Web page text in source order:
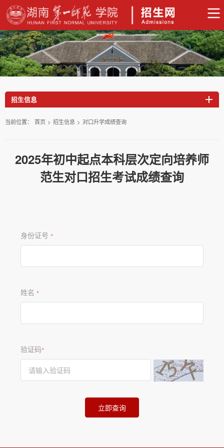
招生信息
当前位置： 首页 > 招生信息 > 对口升学成绩查询
2025年初中起点本科层次定向培养师
范生对口招生考试成绩查询
身份证号 *
姓名 *
验证码*
立即查询